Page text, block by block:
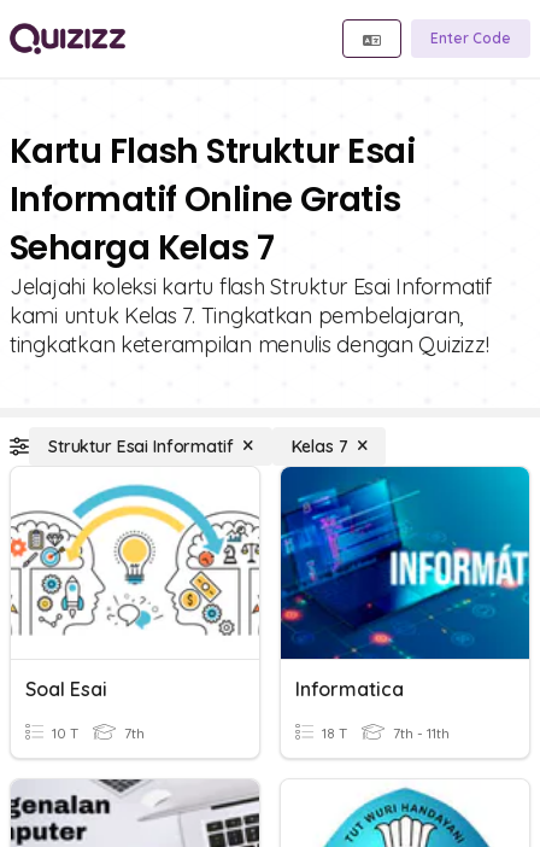
Enter Code
Kartu Flash Struktur Esai
Informatif Online Gratis
Seharga Kelas 7
Jelajahi koleksi kartu flash Struktur Esai Informatif
kami untuk Kelas 7. Tingkatkan pembelajaran,
tingkatkan keterampilan menulis dengan Quizizz!
Struktur Esai Informatif Kelas 7
Soal Esai
10 T 7th
Informatica
18 T 7th - 11th